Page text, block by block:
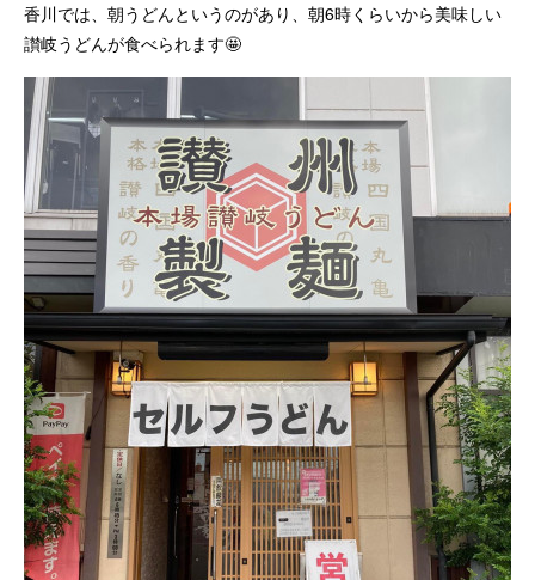
香川では、朝うどんというのがあり、朝6時くらいから美味しい
讃岐うどんが食べられます🤩